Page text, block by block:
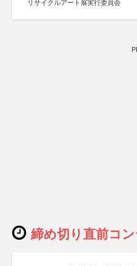
リサイクルアート展実行委員会
締め切り直前コン